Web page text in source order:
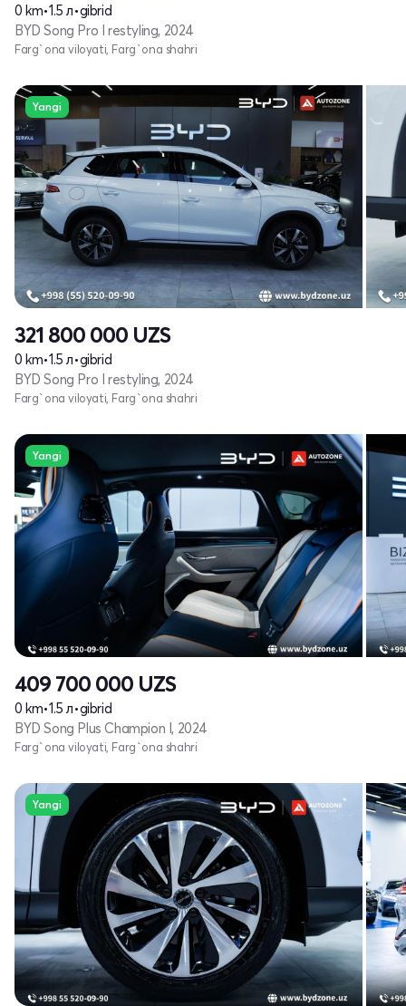
0 km•1.5 л•gibrid
BYD Song Pro I restyling, 2024
Farg`ona viloyati, Farg`ona shahri
Yangi
321 800 000 UZS
0 km•1.5 л•gibrid
BYD Song Pro I restyling, 2024
Farg`ona viloyati, Farg`ona shahri
Yangi
409 700 000 UZS
0 km•1.5 л•gibrid
BYD Song Plus Champion I, 2024
Farg`ona viloyati, Farg`ona shahri
Yangi